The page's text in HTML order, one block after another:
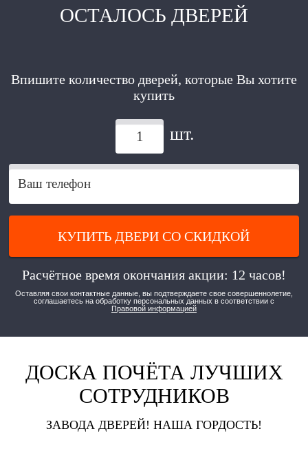
ОСТАЛОСЬ ДВЕРЕЙ
Впишите количество дверей, которые Вы хотите
купить
шт.
КУПИТЬ ДВЕРИ СО СКИДКОЙ
Расчётное время окончания акции: 12 часов!
Оставляя свои контактные данные, вы подтверждаете свое совершеннолетие,
соглашаетесь на обработку персональных данных в соответствии с
Правовой информацией
ДОСКА ПОЧЁТА ЛУЧШИХ
СОТРУДНИКОВ
ЗАВОДА ДВЕРЕЙ! НАША ГОРДОСТЬ!